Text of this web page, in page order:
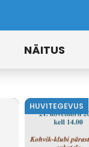
NÄITUS
HUVITEGEVUS